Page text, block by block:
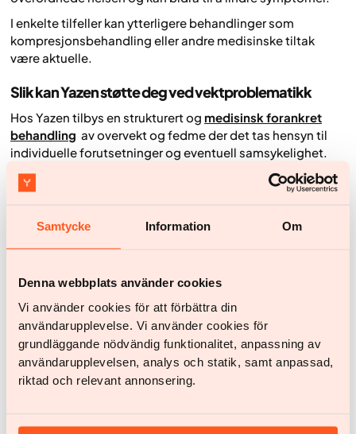
Samtycke Information Om
Denna webbplats använder cookies
Vi använder cookies för att förbättra din
användarupplevelse. Vi använder cookies för
grundläggande nödvändig funktionalitet, anpassning av
användarupplevelsen, analys och statik, samt anpassad,
riktad och relevant annonsering.
I enkelte tilfeller kan ytterligere behandlinger som
kompresjonsbehandling eller andre medisinske tiltak
være aktuelle.
Slik kan Yazen støtte deg ved vektproblematikk
Hos Yazen tilbys en strukturert og medisinsk forankret
behandling av overvekt og fedme der det tas hensyn til
individuelle forutsetninger og eventuell samsykelighet.
Behandlingen kombinerer legemiddelbehandling med
medisinsk oppfølging, kostholdsveiledning og
endringer over tid.
Hva er egentlig lipødem?
Lipødem er en kronisk tilstand som kjennetegnes av både
forstørrede og økt antall fettceller, først og fremst i
underkroppen. Tilstanden er ofte forbundet med smerte
og ømhet i det rammede vevet.
behandling?